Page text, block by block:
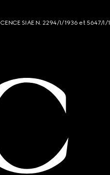
SIAE N. 2294/I/1936 et 5647/I/